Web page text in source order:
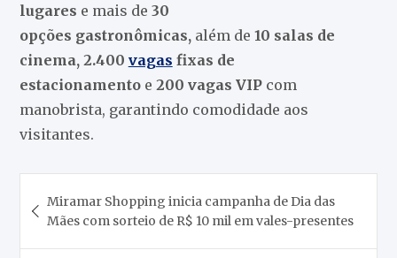
lugares e mais de 30
opções gastronômicas, além de 10 salas de
cinema, 2.400 vagas fixas de
estacionamento e 200 vagas VIP com
manobrista, garantindo comodidade aos
visitantes.
de
Post
Miramar Shopping inicia campanha de Dia das
Mães com sorteio de R$ 10 mil em vales-presentes